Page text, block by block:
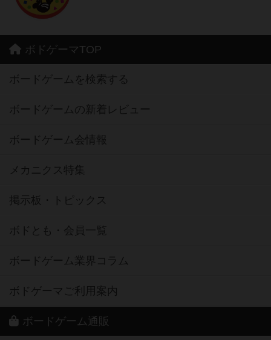
ボドゲーマTOP
ボードゲームを検索する
ボードゲームの新着レビュー
ボードゲーム会情報
メカニクス特集
掲示板・トピックス
ボドとも・会員一覧
ボードゲーム業界コラム
ボドゲーマご利用案内
ボードゲーム通販